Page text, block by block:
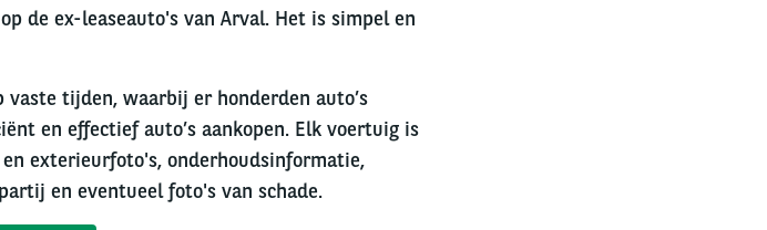
de ex-leaseauto's van Arval. Het is simpel en
tijden, waarbij er honderden auto’s
en effectief auto’s aankopen. Elk voertuig is
exterieurfoto's, onderhoudsinformatie,
en eventueel foto's van schade.